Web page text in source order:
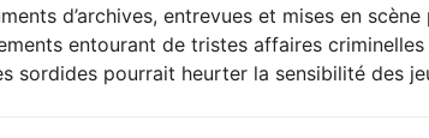
DÉCONSEILLÉ
AUX JEUNES
ENFANTS
d’archives, entrevues et mises en
entourant de tristes affaires
sordides pourrait heurter la sensibilité des